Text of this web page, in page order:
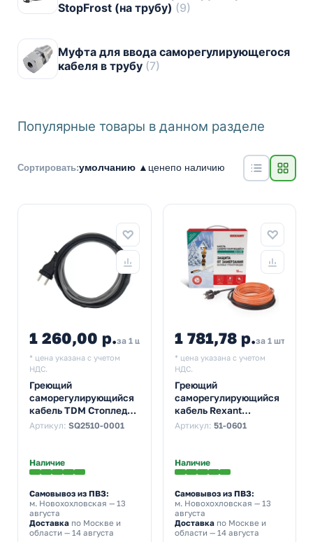
StopFrost (на трубу) (9)
Муфта для ввода саморегулирующегося
кабеля в трубу (7)
Популярные товары в данном разделе
Сортировать:умолчанию ▲ ценепо наличию
1 260,00 р.за 1 шт
* цена указана с учетом
НДС.
Греющий
саморегулирующийся
кабель TDM Стоплед
НСК2-Н с вилкой, на
Артикул: SQ2510-0001
Наличие
Самовывоз из ПВЗ:
м. Новохохловская — 13
августа
Доставка по Москве и
области — 14 августа
1 781,78 р.за 1 шт
* цена указана с учетом
НДС.
Греющий
саморегулирующийся
кабель Rexant
(комплект в трубу)
Артикул: 51-0601
Наличие
Самовывоз из ПВЗ:
м. Новохохловская — 13
августа
Доставкапо Москве и
области — 14 августа